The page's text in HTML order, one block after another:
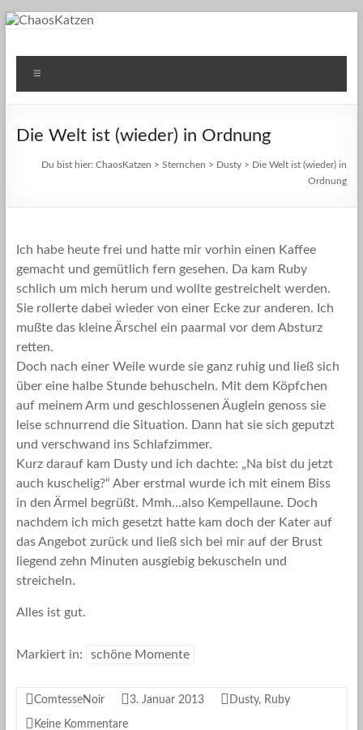
Zum
ChaosKatzen
Einblicke ins Leben unserer Katzen
Die Welt ist (wieder) in Ordnung
Du bist hier:ChaosKatzen >Sternchen > Dusty > Die Welt ist (wieder) in
Ordnung
Ich habe heute frei und hatte mir vorhin einen Kaffee
gemacht und gemütlich fern gesehen. Da kam Ruby
schlich um mich herum und wollte gestreichelt werden.
Sie rollerte dabei wieder von einer Ecke zur anderen. Ich
mußte das kleine Ärschel ein paarmal vor dem Absturz
retten.
Doch nach einer Weile wurde sie ganz ruhig und ließ sich
über eine halbe Stunde behuscheln. Mit dem Köpfchen
auf meinem Arm und geschlossenen Äuglein genoss sie
leise schnurrend die Situation. Dann hat sie sich geputzt
und verschwand ins Schlafzimmer.
Kurz darauf kam Dusty und ich dachte: „Na bist du jetzt
auch kuschelig?“ Aber erstmal wurde ich mit einem Biss
in den Ärmel begrüßt. Mmh…also Kempellaune. Doch
nachdem ich mich gesetzt hatte kam doch der Kater auf
das Angebot zurück und ließ sich bei mir auf der Brust
liegend zehn Minuten ausgiebig bekuscheln und
streicheln.
Alles ist gut.
Markiert in: schöne Momente
ComtesseNoir 3. Januar 2013 Dusty, Ruby
Keine Kommentare